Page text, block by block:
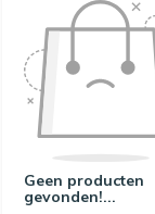
Geen producten
gevonden!...